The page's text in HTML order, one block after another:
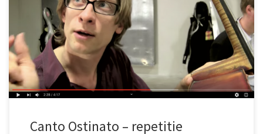
Camera en montage: Nander Cirkel Interview: Beitske de Jong
Canto Ostinato – repetitie